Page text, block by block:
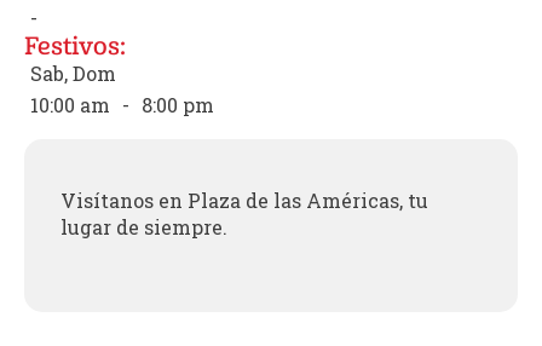
-
Festivos:
Sab, Dom
10:00 am - 8:00 pm
Visítanos en Plaza de las Américas, tu
lugar de siempre.